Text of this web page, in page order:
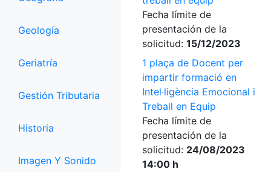
Geología
Geriatría
Gestión Tributaria
Historia
Imagen Y Sonido
Fecha límite de
presentación de la
solicitud: 15/12/2023
1 plaça de Docent per
impartir formació en
Intel·ligència Emocional i
Treball en Equip
Fecha límite de
presentación de la
solicitud: 24/08/2023
14:00 h